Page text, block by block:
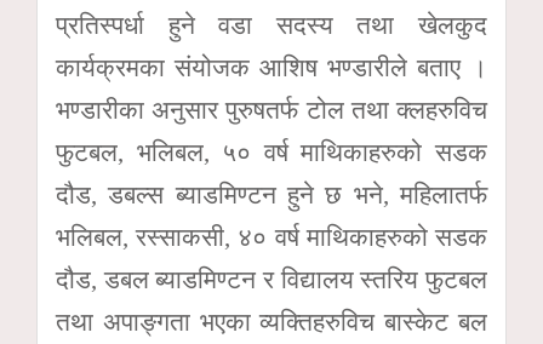
प्रतिस्पर्धा हुने वडा सदस्य तथा खेलकुद
कार्यक्रमका संयोजक आशिष भण्डारीले बताए ।
भण्डारीका अनुसार पुरुषतर्फ टोल तथा क्लहरुविच
फुटबल, भलिबल, ५० वर्ष माथिकाहरुको सडक
दौड, डबल्स ब्याडमिण्टन हुने छ भने, महिलातर्फ
भलिबल, रस्साकसी, ४० वर्ष माथिकाहरुको सडक
दौड, डबल ब्याडमिण्टन र विद्यालय स्तरिय फुटबल
तथा अपाङ्गता भएका व्यक्तिहरुविच बास्केट बल